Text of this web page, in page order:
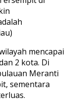
mencapai
2 kota. Di
Meranti
sementara